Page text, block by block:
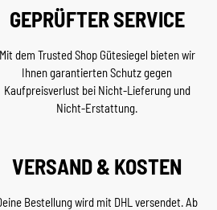
GEPRÜFTER SERVICE
Mit dem Trusted Shop Gütesiegel bieten wir
Ihnen garantierten Schutz gegen
Kaufpreisverlust bei Nicht-Lieferung und
Nicht-Erstattung.
VERSAND & KOSTEN
Bestellung wird mit DHL versendet. Ab